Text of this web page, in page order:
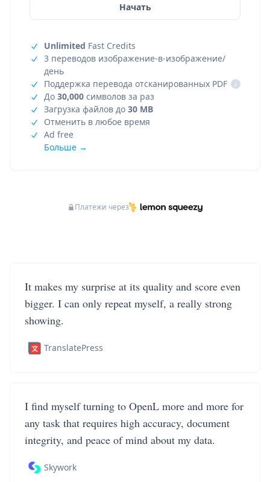
Начать
Unlimited Fast Credits
3 переводов изображение-в-изображение/
день
Поддержка перевода отсканированных PDF
i
До 30,000 символов за раз
Загрузка файлов до 30 MB
Отменить в любое время
Ad free
Больше →
Платежи через
It makes my surprise at its quality and score even
bigger. I can only repeat myself, a really strong
showing.
TranslatePress
I find myself turning to OpenL more and more for
any task that requires high accuracy, document
integrity, and peace of mind about my data.
Skywork